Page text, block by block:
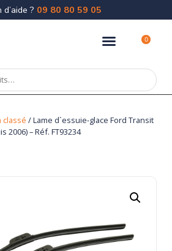
? 09 80 80 59 05
0
classé / Lame d`essuie-glace Ford Transit
2006) – Réf. FT93234